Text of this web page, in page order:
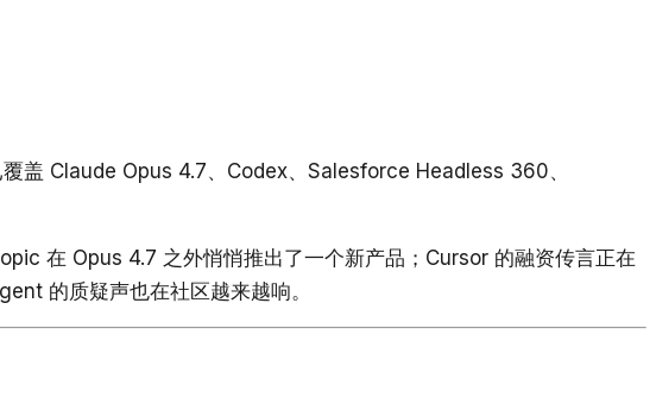
盖 Claude Opus 4.7、Codex、Salesforce Headless 360、
在 Opus 4.7 之外悄悄推出了一个新产品；Cursor 的融资传言正在
的质疑声也在社区越来越响。